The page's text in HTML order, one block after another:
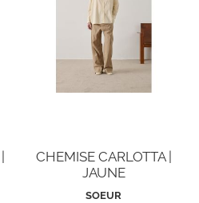
CHEMISE CARLOTTA |
JAUNE
SOEUR